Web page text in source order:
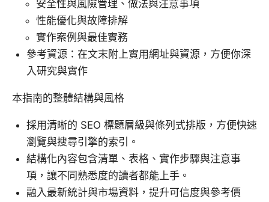
安全性與風險管理、做法與注意事項
性能優化與故障排解
實作案例與最佳實務
參考資源：在文末附上實用網址與資源，方便你深
入研究與實作
本指南的整體結構與風格
採用清晰的 SEO 標題層級與條列式排版，方便快速
瀏覽與搜尋引擎的索引。
結構化內容包含清單、表格、實作步驟與注意事
項，讓不同熟悉度的讀者都能上手。
融入最新統計與市場資料，提升可信度與參考價